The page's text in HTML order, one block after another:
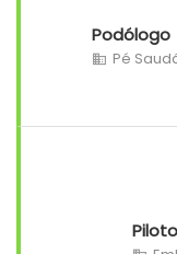
Podólogo
Pé